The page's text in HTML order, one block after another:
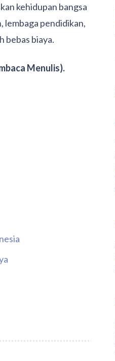
kehidupan bangsa
lembaga pendidikan,
bebas biaya.
Menulis).